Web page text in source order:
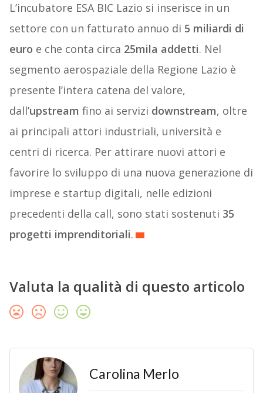
L’incubatore ESA BIC Lazio si inserisce in un
settore con un fatturato annuo di 5 miliardi di
euro e che conta circa 25mila addetti. Nel
segmento aerospaziale della Regione Lazio è
presente l’intera catena del valore,
dall’upstream fino ai servizi downstream, oltre
ai principali attori industriali, università e
centri di ricerca. Per attirare nuovi attori e
favorire lo sviluppo di una nuova generazione di
imprese e startup digitali, nelle edizioni
precedenti della call, sono stati sostenuti 35
progetti imprenditoriali.
Valuta la qualità di questo articolo
Carolina Merlo